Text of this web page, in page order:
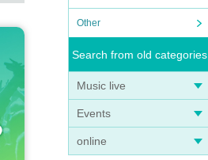
Other
Search from old categories
Music live
Events
online